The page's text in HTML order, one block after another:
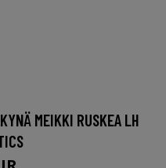
MEIKKI RUSKEA LH